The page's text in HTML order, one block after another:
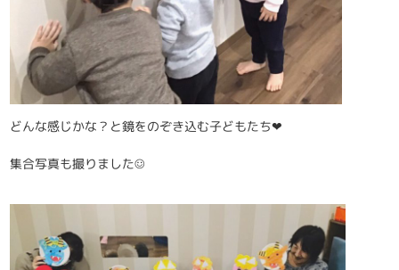
どんな感じかな？と鏡をのぞき込む子どもたち❤
集合写真も撮りました☺